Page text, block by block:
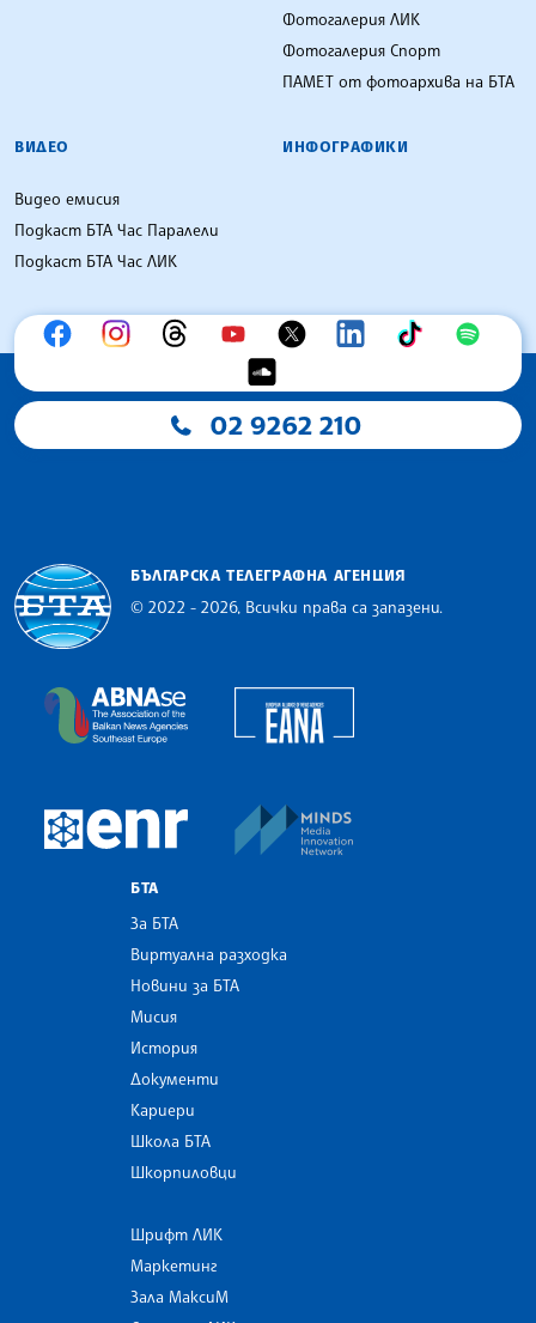
Фотогалерия ЛИК
Фотогалерия Спорт
ПАМЕТ от фотоархива на БТА
ВИДЕО
Видео емисия
Подкаст БТА Час Паралели
Подкаст БТА Час ЛИК
ИНФОГРАФИКИ
02 9262 210
БЪЛГАРСКА ТЕЛЕГРАФНА АГЕНЦИЯ
© 2022 - 2026, Всички права са запазени.
The Assocoation of the Balkan News Agencies
European Newsroom
БТА
За БТА
Виртуална разходка
Новини за БТА
Мисия
История
Документи
Кариери
Школа БТА
Шкорпиловци
Шрифт ЛИК
Маркетинг
Зала МаксиМ